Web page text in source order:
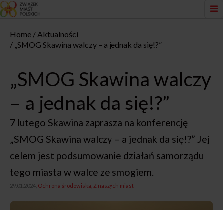
Home
Aktualności
„SMOG Skawina walczy – a jednak da się!?”
„SMOG Skawina walczy
– a jednak da się!?”
7 lutego Skawina zaprasza na konferencję
„SMOG Skawina walczy – a jednak da się!?” Jej
celem jest podsumowanie działań samorządu
tego miasta w walce ze smogiem.
29.01.2024, Ochrona środowiska Z naszych miast